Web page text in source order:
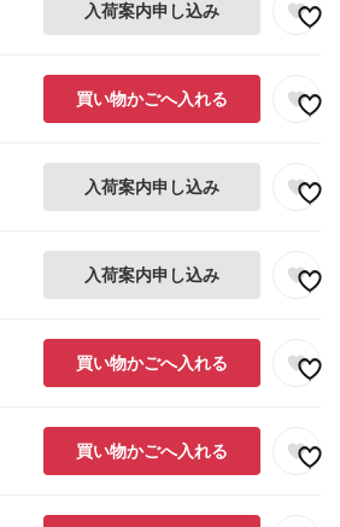
入荷案内申し込み
買い物かごへ入れる
入荷案内申し込み
入荷案内申し込み
買い物かごへ入れる
買い物かごへ入れる